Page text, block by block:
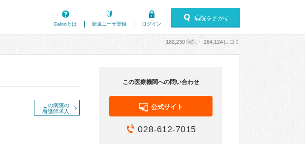
Calooとは
新規ユーザ登録 ログイン
病院をさがす
182,230病院・ 264,124 口コミ
この病院の
看護師求人
この医療機関への問い合わせ
公式サイト
028-612-7015